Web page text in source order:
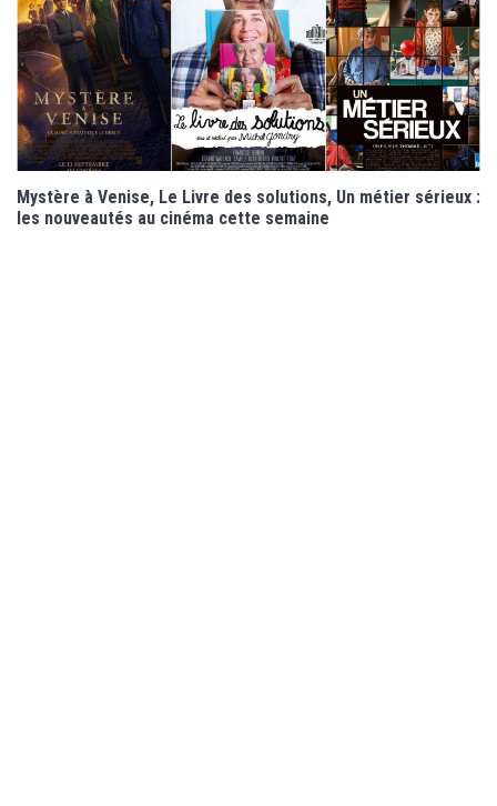
Mystère à Venise, Le Livre des solutions, Un métier sérieux :
les nouveautés au cinéma cette semaine